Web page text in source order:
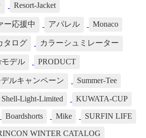
Resort-Jacket
ー応援中 アパレル Monaco
タログ カラーシュミレーター
モデル PRODUCT
ルキャンペーン Summer-Tee
Shell-Light-Limited KUWATA-CUP
Boardshorts Mike SURFIN LIFE
WINTER CATALOG